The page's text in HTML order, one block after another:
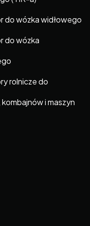
do wózka widłowego
do wózka
rolnicze do
i maszyn